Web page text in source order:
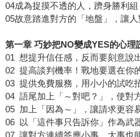
04成為捉摸不透的人，躋身勝利組
05故意踏進對方的「地盤」，讓
第一章 巧妙把NO變成YES的心理
01 想提升信任感，反而要刻意說
02 提高談判機率！戰地要選在你
03 提供免費服務，用小小的試吃
04 語尾加上「～對吧？」，使對
05 加上「因為～」，讓請求更容
06 以「這件事只告訴你」作為武
07 讓對方連續答應小事，大事也